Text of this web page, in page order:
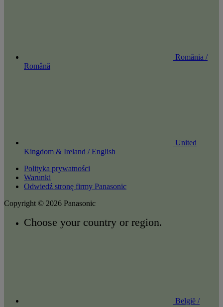
România /
Română
United
Kingdom & Ireland / English
Polityka prywatności
Warunki
Odwiedź stronę firmy Panasonic
Copyright © 2026 Panasonic
Choose your country or region.
België /